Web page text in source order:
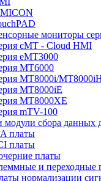
мониторы
cMT - Cloud HMI
eMT3000
MT6000
MT8000i/
MT8000iE
MT8000XE
mTV-100
модули сбора данных
платы
платы
платы
и переходные
нормализации